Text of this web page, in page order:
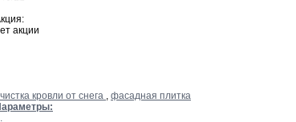
акции
кровли от снега , фасадная плитка